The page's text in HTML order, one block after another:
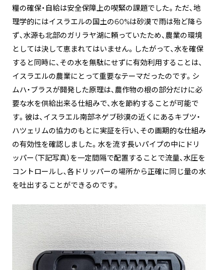
糧の確保・自給は安全保障上の喫緊の課題でした。ただ、地
理学的にはイスラエルの国土の60%は砂漠で雨は殆ど降ら
ず、水源も北部のガリラヤ湖に頼っていたため、農業の環境
としては決して恵まれてはいません。したがって、水を確保
すると同時に、その水を無駄にせずに有効利用することは、
イスラエルの農業にとって重要なテーマだったのです。シ
ムハ・ブラスが開発した原理は、農作物の根の部分だけに必
要な水を供給出来る仕組みで、水を節約することが可能で
す。彼は、イスラエル南部ネゲブ砂漠の近くにあるキブツ・
ハツェリムの協力のもとに実証を行い、その画期的な仕組み
の有効性を確認しました。水を流す長いパイプの中にドリ
ッパー（下記写真）を一定間隔で配置することで流量、水圧を
コントロールし、各ドリッパーの場所から正確に同じ量の水
を吐出することができるのです。